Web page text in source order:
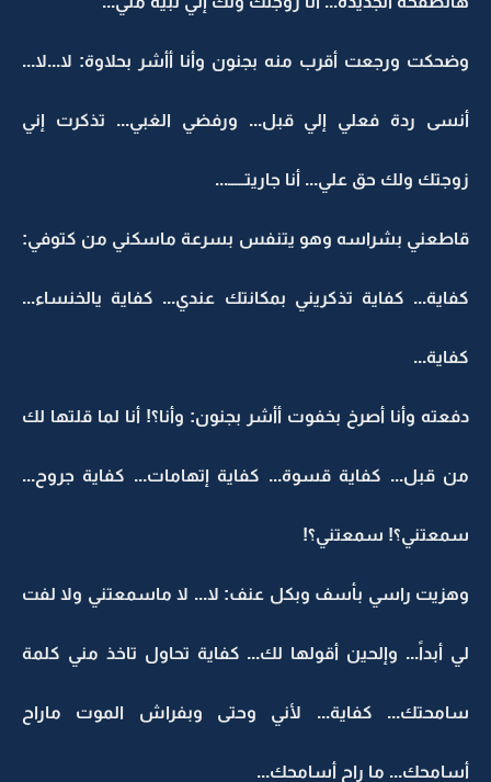
وضحكت ورجعت أقرب منه بجنون وأنا أأشر بحلاوة: لا...لا...
أنسى ردة فعلي إلي قبل... ورفضي الغبي... تذكرت إني
زوجتك ولك حق علي... أنا جاريتـــــ...
قاطعني بشراسه وهو يتنفس بسرعة ماسكني من كتوفي:
كفاية... كفاية تذكريني بمكانتك عندي... كفاية يالخنساء...
كفاية...
دفعته وأنا أصرخ بخفوت أأشر بجنون: وأنا؟! أنا لما قلتها لك
من قبل... كفاية قسوة... كفاية إتهامات... كفاية جروح...
سمعتني؟! سمعتني؟!
وهزيت راسي بأسف وبكل عنف: لا... لا ماسمعتني ولا لفت
لي أبداً... وإلحين أقولها لك... كفاية تحاول تاخذ مني كلمة
سامحتك... كفاية... لأني وحتى وبفراش الموت ماراح
أسامحك... ما راح أسامحك...